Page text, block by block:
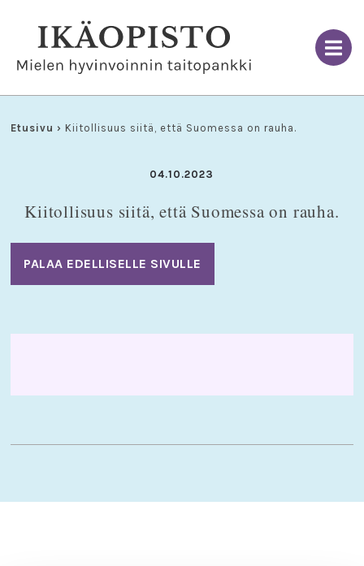
Etusivu › Kiitollisuus siitä, että Suomessa on rauha.
04.10.2023
Kiitollisuus siitä, että Suomessa on rauha.
PALAA EDELLISELLE SIVULLE